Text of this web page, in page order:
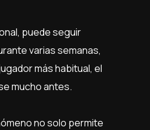
puede seguir
varias semanas,
más habitual, el
mucho antes.
no solo permite